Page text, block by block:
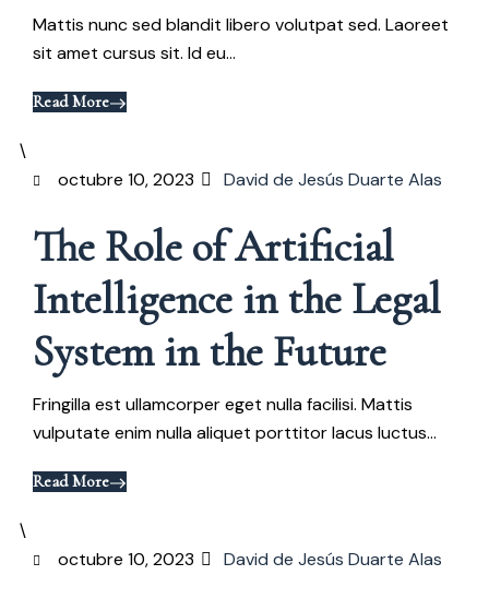
Mattis nunc sed blandit libero volutpat sed. Laoreet
sit amet cursus sit. Id eu...
Read More
octubre 10, 2023 David de Jesús Duarte Alas
The Role of Artificial
Intelligence in the Legal
Systemin the Future
Fringilla est ullamcorper eget nulla facilisi. Mattis
vulputate enim nulla aliquet porttitor lacus luctus...
Read More
octubre 10, 2023 David de Jesús Duarte Alas